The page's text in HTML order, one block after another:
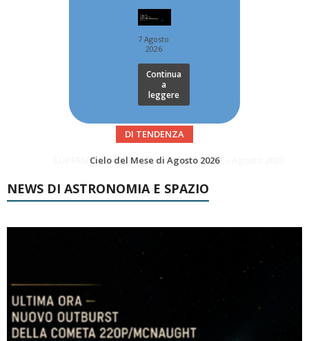
7 Agosto
2026
Continua
a
leggere
DI TENDENZA
SUPERNOVAE aggiornamenti del mese – Agosto 2026
Le Comete del mese di Agosto: LA 10P/TEMPEL AL PERIELIO
NEWS DI ASTRONOMIA E SPAZIO